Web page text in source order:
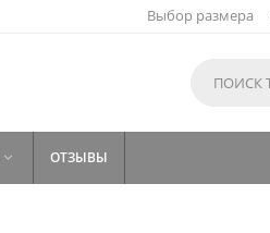
Выбор размера
 ОТЗЫВЫ